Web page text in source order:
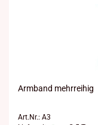
Arm­band mehr­rei­hig
Art.Nr.: A3